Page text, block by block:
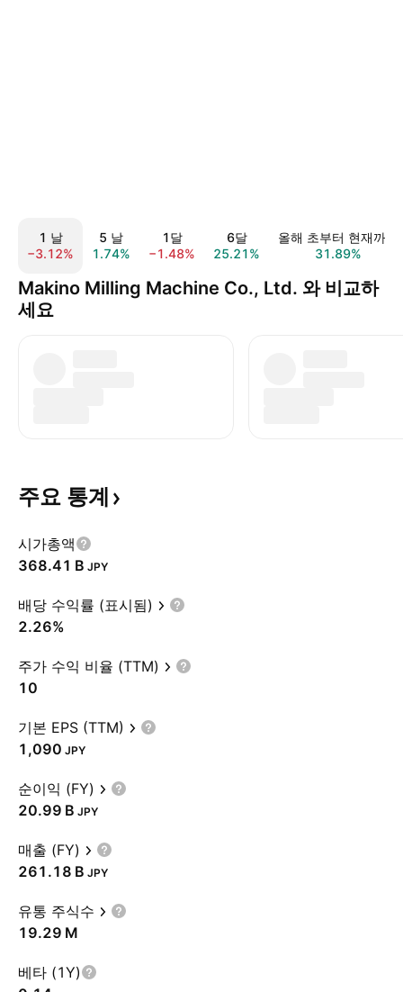
1 날
−3.12%
5 날
1.74%
1달
−1.48%
6달
25.21%
올해 초부터 현재까지
31.89%
Makino Milling Machine Co., Ltd. 와 비교하
세요
주요 통계
시가총액
‪368.41 B‬ JPY
배당 수익률 (표시됨)
2.26%
주가 수익 비율 (TTM)
10
기본 EPS (TTM)
1,090 JPY
순이익 (FY)
‪20.99 B‬ JPY
매출 (FY)
‪261.18 B‬ JPY
유통 주식수
‪19.29 M‬
베타 (1Y)